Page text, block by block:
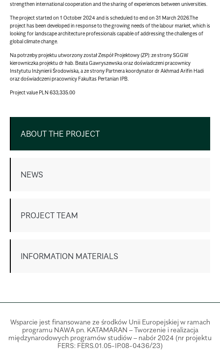
ABOUT THE PROJECT
NEWS
PROJECT TEAM
INFORMATION MATERIALS
strengthen international cooperation and the sharing of experiences between universities.
The project started on 1 October 2024 and is scheduled to end on 31 March 2026.The
project has been developed in response to the growing needs of the labour market, which is
looking for landscape architecture professionals capable of addressing the challenges of
global climate change.
Na potrzeby projektu utworzony został Zespół Projektowy (ZP): ze strony SGGW
kierowniczka projektu dr hab. Beata Gawryszewska oraz doświadczeni pracownicy
Instytutu Inżynierii Środowiska, a ze strony Partnera koordynator dr Akhmad Arifin Hadi
oraz doświadczeni pracownicy Fakultas Pertanian IPB.
Project value PLN 633,335.00
Wsparcie jest finansowane ze środków Unii Europejskiej w ramach
programu NAWA pn. KATAMARAN – Tworzenie i realizacja
międzynarodowych programów studiów – nabór 2024 (nr projektu
FERS: FERS.01.05-IP.08-0436/23)